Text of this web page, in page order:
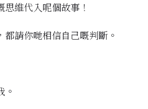
維代入呢個故事！
請你哋相信自己嘅判斷。
。